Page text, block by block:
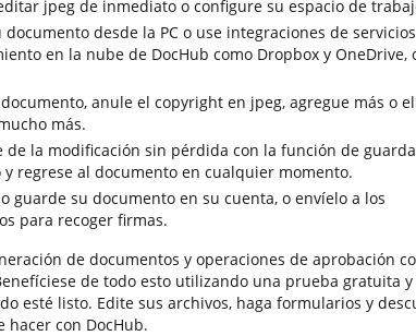
jpeg de inmediato o configure su espacio de
documento desde la PC o use integraciones de
en la nube de DocHub como Dropbox y OneDrive,
anule el copyright en jpeg, agregue más o
más.
de la modificación sin pérdida con la función de
regrese al documento en cualquier momento.
guarde su documento en su cuenta, o envíelo a los
para recoger firmas.
de documentos y operaciones de aprobación
de todo esto utilizando una prueba gratuita
esté listo. Edite sus archivos, haga formularios y
hacer con DocHub.